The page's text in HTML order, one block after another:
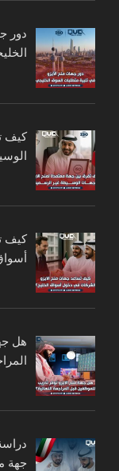
دور
كيف
كيف
هل
جهة